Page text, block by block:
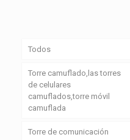
Todos
Torre camuflado,las torres
de celulares
camuflados,torre móvil
camuflada
Torre de comunicación